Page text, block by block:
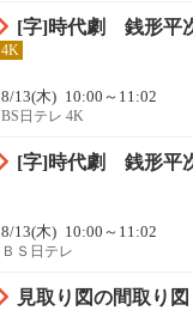
[字]時代劇 銭形平
4K
8/13(木) 10:00～11:02
BS日テレ 4K
[字]時代劇 銭形平
8/13(木) 10:00～11:02
ＢＳ日テレ
見取り図の間取り